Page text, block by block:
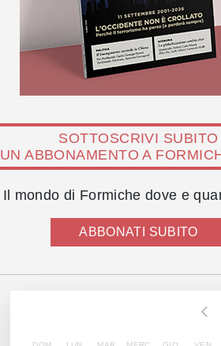
SOTTOSCRIVI SUBITO
UN ABBONAMENTO A
Il mondo di Formiche dove e
ABBONATI SUBITO